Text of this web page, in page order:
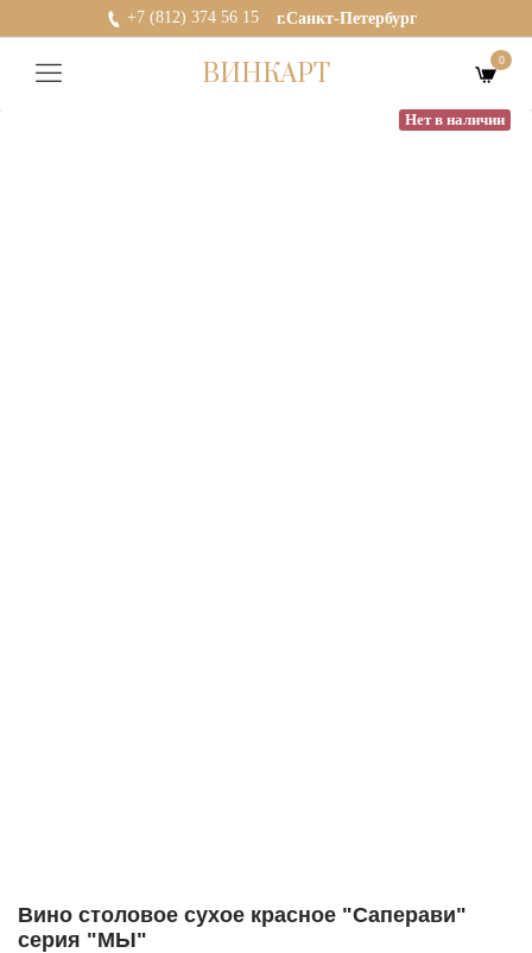
+7 (812) 374 56 15 г.Санкт-Петербург
ВИНКАРТ 0
Нет в наличии
Вино столовое сухое красное "Саперави"
серия "МЫ"